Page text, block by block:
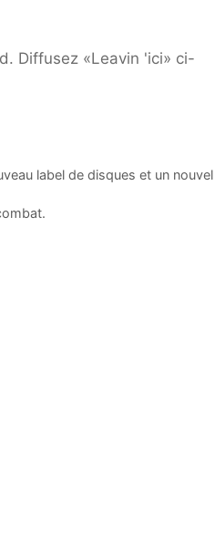
Diffusez «Leavin 'ici» ci-
label de disques et un nouvel